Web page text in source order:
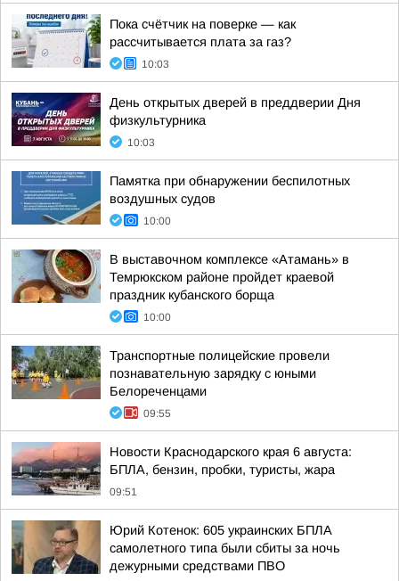
Пока счётчик на поверке — как
рассчитывается плата за газ?
10:03
День открытых дверей в преддверии Дня
физкультурника
10:03
Памятка при обнаружении беспилотных
воздушных судов
10:00
В выставочном комплексе «Атамань» в
Темрюкском районе пройдет краевой
праздник кубанского борща
10:00
Транспортные полицейские провели
познавательную зарядку с юными
Белореченцами
09:55
Новости Краснодарского края 6 августа:
БПЛА, бензин, пробки, туристы, жара
09:51
Юрий Котенок: 605 украинских БПЛА
самолетного типа были сбиты за ночь
дежурными средствами ПВО